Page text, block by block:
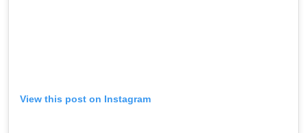
View this post on Instagram